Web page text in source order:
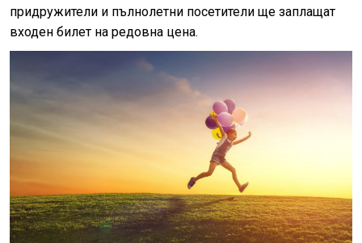
придружители и пълнолетни посетители ще заплащат
входен билет на редовна цена.